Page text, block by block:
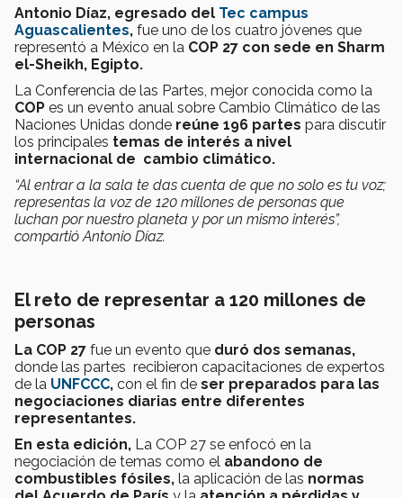
Antonio Díaz, egresado del Tec campus
Aguascalientes, fue uno de los cuatro jóvenes que
representó a México en la COP 27 con sede en Sharm
el-Sheikh, Egipto.
La Conferencia de las Partes, mejor conocida como la
COP es un evento anual sobre Cambio Climático de las
Naciones Unidas donde reúne 196 partes para discutir
los principales temas de interés a nivel
internacional de cambio climático.
“Al entrar a la sala te das cuenta de que no solo es tu voz;
representas la voz de 120 millones de personas que
luchan por nuestro planeta y por un mismo interés”,
compartió Antonio Díaz.
El reto de representar a 120 millones de
personas
La COP 27 fue un evento que duró dos semanas,
donde las partes recibieron capacitaciones de expertos
de la UNFCCC, con el fin de ser preparados para las
negociaciones diarias entre diferentes
representantes.
En esta edición, La COP 27 se enfocó en la
negociación de temas como el abandono de
combustibles fósiles, la aplicación de las normas